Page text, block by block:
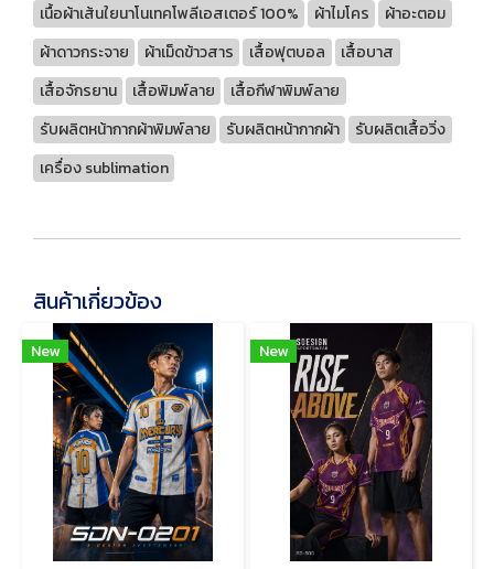
เนื้อผ้าเส้นใยนาโนเทคโพลีเอสเตอร์ 100%
ผ้าไมโคร
ผ้าอะตอม
ผ้าดาวกระจาย
ผ้าเม็ดข้าวสาร เสื้อฟุตบอล
เสื้อบาส
เสื้อจักรยาน
เสื้อพิมพ์ลาย
เสื้อกีฬาพิมพ์ลาย
รับผลิตหน้ากากผ้าพิมพ์ลาย
รับผลิตหน้ากากผ้า
รับผลิตเสื้อวิ่ง
เครื่อง sublimation
สินค้าเกี่ยวข้อง
New New